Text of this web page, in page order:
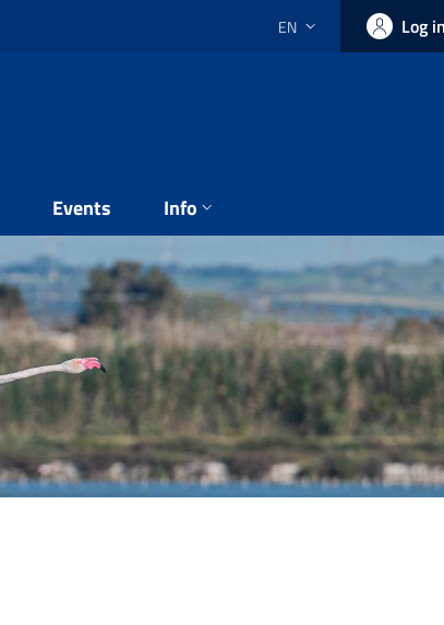
EN Log
Events Info